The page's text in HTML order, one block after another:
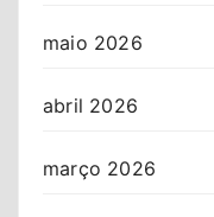
maio 2026
abril 2026
março 2026